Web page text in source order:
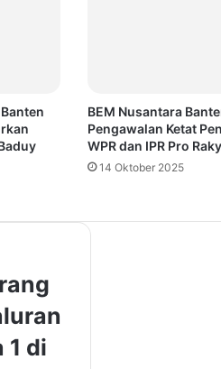
BEM Nusantara
Pengawalan Ketat
WPR dan IPR Pro
14 Oktober 2025